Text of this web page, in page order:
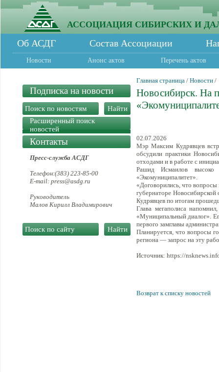
АССОЦИАЦИЯ СИБИРСКИХ И
Об АСДГ Состав Ассоциации
Новости Анонс актов Перечень актов
Подписка на новости
Расширенный поиск
новостей
Контакты
Пресс-служба АСДГ
Телефон:(383) 223-85-00
E-mail: press@asdg.ru
Руководитель
Малов Кирилл Владимирович
Главная страница / Новости /
Новосибирск. На
02.07.2026
Мэр Максим Кудрявцев
обсудили практики
отходами и в работе с
Рашид Исмаилов высоко
«Экомуниципалитет».
«Договорились, что вопросы
губернаторе
Кудрявцев по итогам
Глава мегаполиса
«Муниципальный диалог».
первого замглавы
Планируется, что вопросы
региона — запрос на эту
Источник: https://
Возврат к списку новостей